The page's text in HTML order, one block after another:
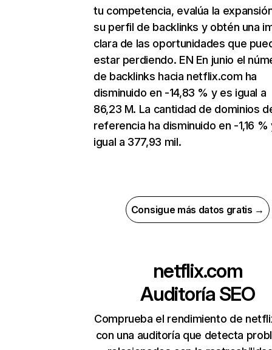
tu competencia, evalúa la
su perfil de backlinks y obtén una
clara de las oportunidades que
estar perdiendo. EN En junio el
de backlinks hacia netflix.com ha
disminuido en -14,83 % y es igual a
86,23 M. La cantidad de dominios
referencia ha disminuido en -1,16 %
igual a 377,93 mil.
Consigue más datos gratis →
netflix.com
Auditoría SEO
Comprueba el rendimiento de
con una auditoría que detecta